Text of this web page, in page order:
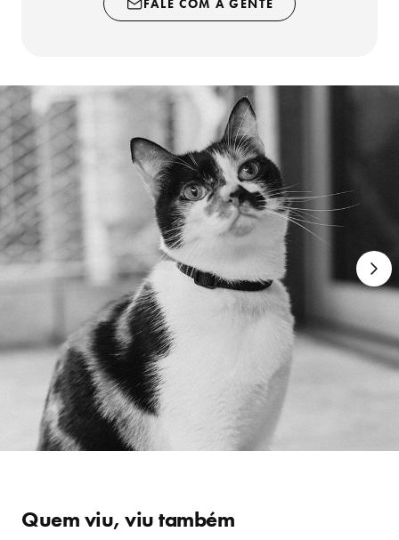
FALE COM A GENTE
Quem viu, viu também